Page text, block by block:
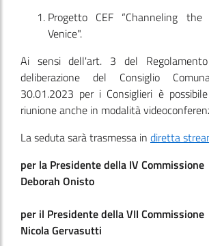
Progetto CEF “Channeling
Venice".
Ai sensi dell'art. 3 del
deliberazione del Consiglio
30.01.2023 per i Consiglieri è
riunione anche in modalità
La seduta sarà trasmessa in diretta
per la Presidente della IV Commissione
Deborah Onisto
per il Presidente della VII Commissione
Nicola Gervasutti